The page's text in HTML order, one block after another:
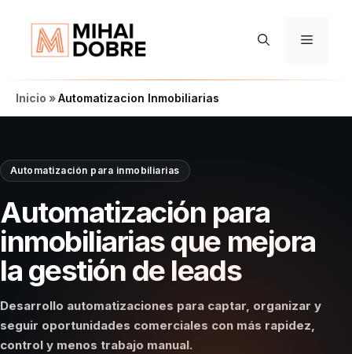
contenido
Menú
Inicio »Automatizacion Inmobiliarias
Automatización para inmobiliarias
Automatización para
inmobiliarias que mejora
la gestión de leads
Desarrollo automatizaciones para captar, organizar y
seguir oportunidades comerciales con más rapidez,
control y menos trabajo manual.